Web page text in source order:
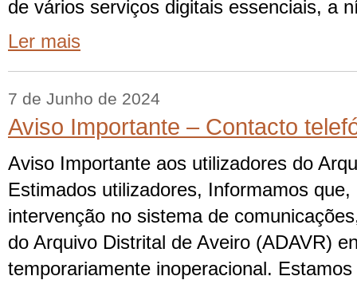
de vários serviços digitais essenciais, a
Ler mais
7 de Junho de 2024
Aviso Importante – Contacto
Aviso Importante aos utilizadores do
Estimados utilizadores, Informamos
intervenção no sistema de
do Arquivo Distrital de Aveiro (ADAVR)
temporariamente inoperacional.